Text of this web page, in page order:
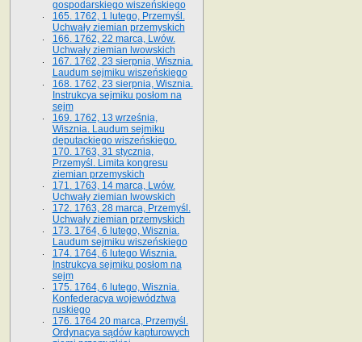
gospodarskiego wiszeńskiego
165. 1762, 1 lutego, Przemyśl.
Uchwały ziemian przemyskich
166. 1762, 22 marca, Lwów.
Uchwały ziemian lwowskich
167. 1762, 23 sierpnia, Wisznia.
Laudum sejmiku wiszeńskiego
168. 1762, 23 sierpnia, Wisznia.
Instrukcya sejmiku posłom na
sejm
169. 1762, 13 września,
Wisznia. Laudum sejmiku
deputackiego wiszeńskiego.
170. 1763, 31 stycznia,
Przemyśl. Limita kongresu
ziemian przemyskich
171. 1763, 14 marca, Lwów.
Uchwały ziemian lwowskich
172. 1763, 28 marca, Przemyśl.
Uchwały ziemian przemyskich
173. 1764, 6 lutego, Wisznia.
Laudum sejmiku wiszeńskiego
174. 1764, 6 lutego Wisznia.
Instrukcya sejmiku posłom na
sejm
175. 1764, 6 lutego, Wisznia.
Konfederacya województwa
ruskiego
176. 1764 20 marca, Przemyśl.
Ordynacya sądów kapturowych